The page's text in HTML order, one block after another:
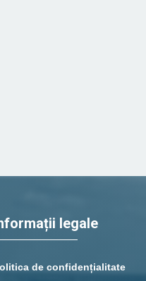
legale
de confidențialitate